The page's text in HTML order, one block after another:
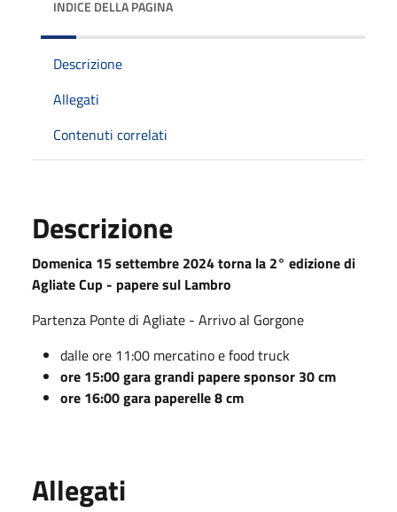
INDICE DELLA PAGINA
Descrizione
Allegati
Contenuti correlati
Descrizione
Domenica 15 settembre 2024 torna la 2° edizione di
Agliate Cup - papere sul Lambro
Partenza Ponte di Agliate - Arrivo al Gorgone
dalle ore 11:00 mercatino e food truck
ore 15:00 gara grandi papere sponsor 30 cm
ore 16:00 gara paperelle 8 cm
Allegati